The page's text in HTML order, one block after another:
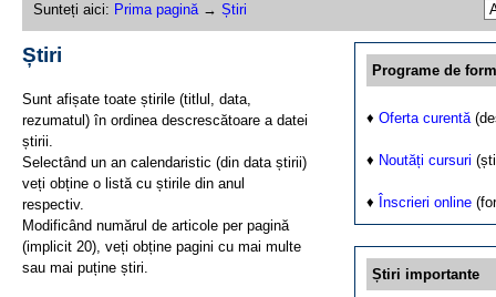
Sunteți aici: Prima pagină→ Știri
Programe de
♦ Oferta curentă
♦ Noutăți cursuri
♦ Înscrieri online
Știri importante
Știri
Sunt afișate toate știrile (titlul, data,
rezumatul) în ordinea descrescătoare a datei
știrii.
Selectând un an calendaristic (din data știrii)
veți obține o listă cu știrile din anul
respectiv.
Modificând numărul de articole per pagină
(implicit 20), veți obține pagini cu mai multe
sau mai puține știri.